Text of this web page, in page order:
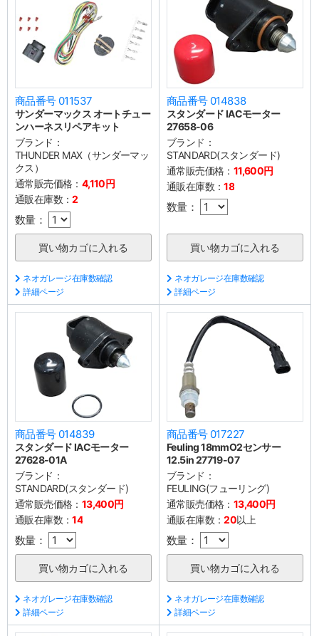
商品番号 011537
サンダーマックス オートチュー
ンハーネスリペアキット
ブランド：
THUNDER MAX（サンダーマッ
クス）
通常販売価格： 4,110円
通販在庫数：2
数量：
ネオガレージ在庫数確認
詳細ページ
商品番号 014838
スタンダード IACモーター
27658-06
ブランド：
STANDARD(スタンダード)
通常販売価格： 11,600円
通販在庫数：18
数量：
ネオガレージ在庫数確認
詳細ページ
商品番号 014839
スタンダード IACモーター
27628-01A
ブランド：
STANDARD(スタンダード)
通常販売価格： 13,400円
通販在庫数：14
数量：
ネオガレージ在庫数確認
詳細ページ
商品番号 017227
Feuling 18mmO2センサー
12.5in 27719-07
ブランド：
FEULING(フューリング)
通常販売価格： 13,400円
通販在庫数：20以上
数量：
ネオガレージ在庫数確認
詳細ページ